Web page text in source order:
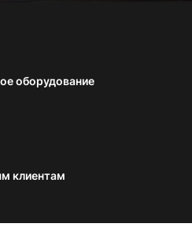
оборудование
клиентам